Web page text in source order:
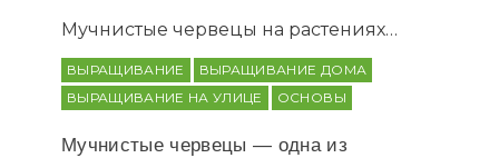
Мучнистые червецы на растениях…
ВЫРАЩИВАНИЕ
ВЫРАЩИВАНИЕ ДОМА
ВЫРАЩИВАНИЕ НА УЛИЦЕ
ОСНОВЫ
Мучнистые червецы — одна из